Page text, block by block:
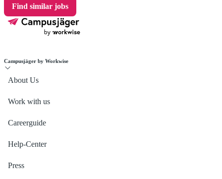
Find similar jobs
Campusjäger by Workwise
About Us
Work with us
Careerguide
Help-Center
Press